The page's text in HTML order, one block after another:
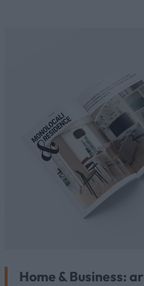
Home & Business: